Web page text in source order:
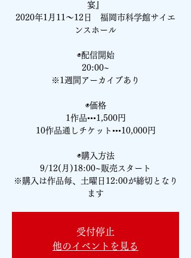
宴』
2020年1月11～12日 福岡市科学館サイエ
ンスホール
◉配信開始
20:00~
※1週間アーカイブあり
◉価格
1作品•••1,500円
10作品通しチケット•••10,000円
◉購入方法
9/12(月)18:00~販売スタート
※購入は作品毎、土曜日12:00が締切となり
受付停止
他のイベントを見る